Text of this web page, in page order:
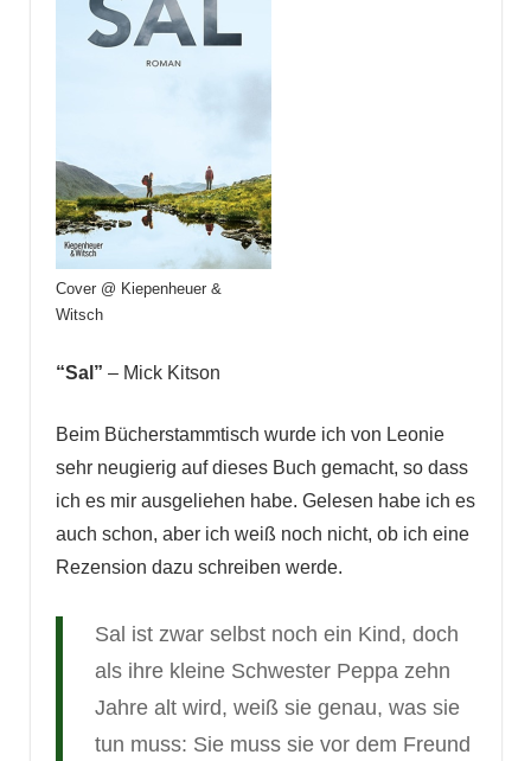
Cover @ Kiepenheuer &
Witsch
“Sal” – Mick Kitson
Beim Bücherstammtisch wurde ich von Leonie
sehr neugierig auf dieses Buch gemacht, so dass
ich es mir ausgeliehen habe. Gelesen habe ich es
auch schon, aber ich weiß noch nicht, ob ich eine
Rezension dazu schreiben werde.
Sal ist zwar selbst noch ein Kind, doch
als ihre kleine Schwester Peppa zehn
Jahre alt wird, weiß sie genau, was sie
tun muss: Sie muss sie vor dem Freund